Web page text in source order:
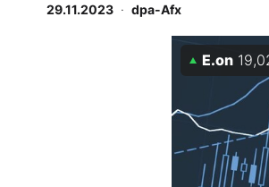
BO-Musterdepots
Experten
Mein B:O
Mein Konto
29.11.2023 · dpa-Afx
E.on